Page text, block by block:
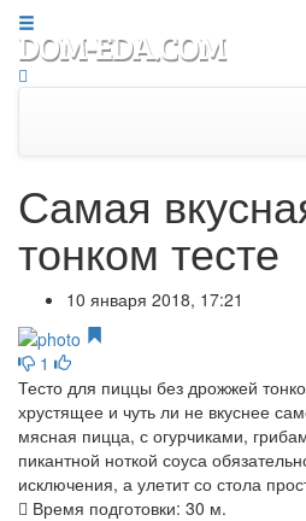
Самая
тонком тесте
10 января 2018, 17:21
1
Тесто для пиццы без дрожжей
хрустящее и чуть ли не вкуснее
мясная пицца, с огурчиками,
пикантной ноткой соуса
исключения, а улетит со стола
Время подготовки: 30 м.